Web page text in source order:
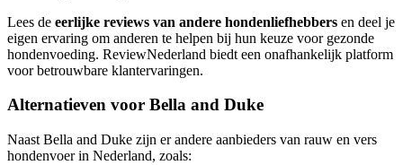
Lees de eerlijke reviews van andere hondenliefhebbers en deel je
eigen ervaring om anderen te helpen bij hun keuze voor gezonde
hondenvoeding. ReviewNederland biedt een onafhankelijk platform
voor betrouwbare klantervaringen.
Alternatieven voor Bella and Duke
Naast Bella and Duke zijn er andere aanbieders van rauw en vers
hondenvoer in Nederland, zoals: